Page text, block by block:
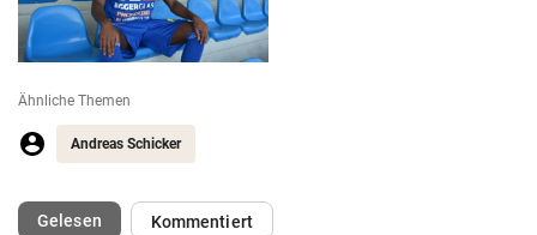
Ähnliche Themen
Andreas Schicker
Gelesen(ausgewählt)Kommentiert